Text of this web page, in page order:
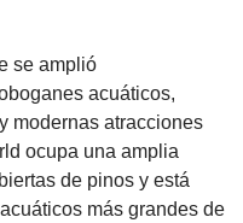
se amplió
acuáticos,
modernas atracciones
ocupa una amplia
de pinos y está
más grandes de